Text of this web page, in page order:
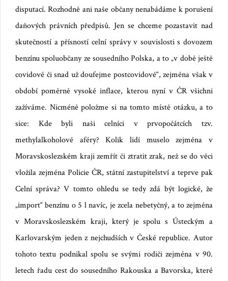
disputací. Rozhodně ani naše občany nenabádáme k porušení
daňových právních předpisů. Jen se chceme pozastavit nad
skutečností a přísností celní správy v souvislosti s dovozem
benzínu spoluobčany ze sousedního Polska, a to „v době ještě
covidové či snad už doufejme postcovidové“, zejména však v
období poměrně vysoké inflace, kterou nyní v ČR všichni
zažíváme. Nicméně položme si na tomto místě otázku, a to
sice: Kde byli naši celníci v prvopočátcích tzv.
methylalkoholové aféry? Kolik lidí muselo zejména v
Moravskoslezském kraji zemřít či ztratit zrak, než se do věci
vložila zejména Policie ČR, státní zastupitelství a teprve pak
Celní správa? V tomto ohledu se tedy zdá být logické, že
„import“ benzínu o 5 lnavíc, je zcela nebetyčný, a to zejména
v Moravskoslezském kraji, který je spolu s Ústeckým a
Karlovarským jeden z nejchudších v České republice. Autor
tohoto textu podnikal spolu se svými rodiči zejména v 90.
letech řadu cest do sousedního Rakouska a Bavorska, které